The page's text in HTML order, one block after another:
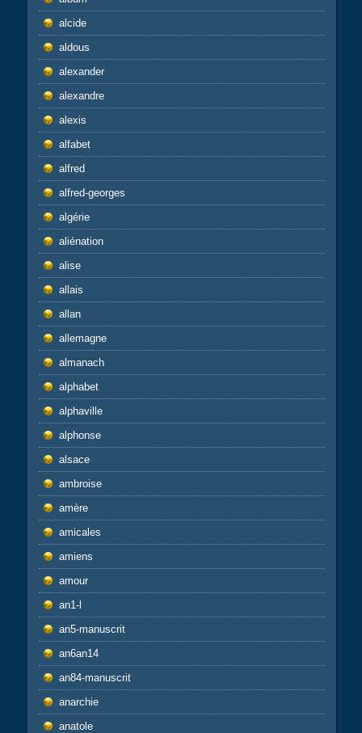
alcide
aldous
alexander
alexandre
alexis
alfabet
alfred
alfred-georges
algérie
aliénation
alise
allais
allan
allemagne
almanach
alphabet
alphaville
alphonse
alsace
ambroise
amère
amicales
amiens
amour
an1-l
an5-manuscrit
an6an14
an84-manuscrit
anarchie
anatole